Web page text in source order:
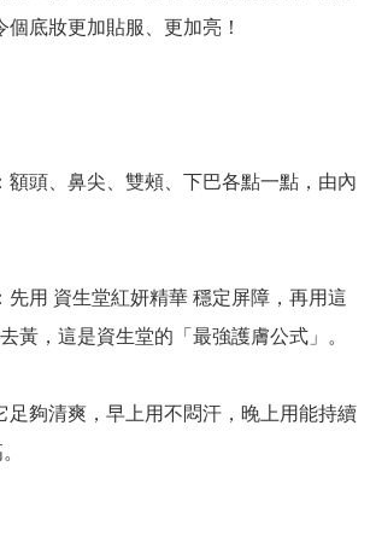
個底妝更加貼服、更加亮！
額頭、鼻尖、雙頰、下巴各點一點，由內
先用 資生堂紅妍精華 穩定屏障，再用這
黃，這是資生堂的「最強護膚公式」。
足夠清爽，早上用不悶汗，晚上用能持續